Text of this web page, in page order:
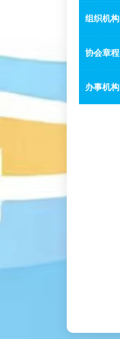
组织机构
协会章程
办事机构